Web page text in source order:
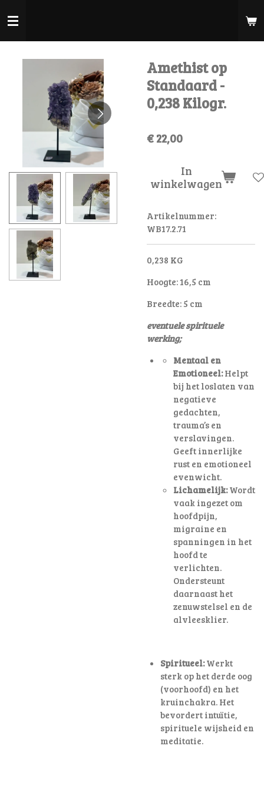
direct
Amethist op
Standaard -
0,238 Kilogr.
€ 22,00
In
winkelwagen
Artikelnummer:
WB17.2.71
0,238 KG
Hoogte: 16,5 cm
Breedte: 5 cm
eventuele spirituele
werking;
Mentaal en
Emotioneel:Helpt
bij het loslaten van
negatieve
gedachten,
trauma’s en
verslavingen.
Geeft innerlijke
rust en emotioneel
evenwicht.
Lichamelijk:Wordt
vaak ingezet om
hoofdpijn,
migraine en
spanningen in het
hoofd te
verlichten.
Ondersteunt
daarnaast het
zenuwstelsel en de
alvleesklier.
Spiritueel:Werkt
sterk op het derde oog
(voorhoofd) en het
kruinchakra. Het
bevordert intuïtie,
spirituele wijsheid en
meditatie.